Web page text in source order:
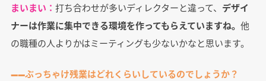
まいまい： 打ち合わせが多いディレクターと違って、 デザイ
ナーは作業に集中できる環境を作ってもらえていますね。 他
の職種の人よりかはミーティングも少ないかなと思います。
――ぶっちゃけ残業はどれくらいしているのでしょうか？